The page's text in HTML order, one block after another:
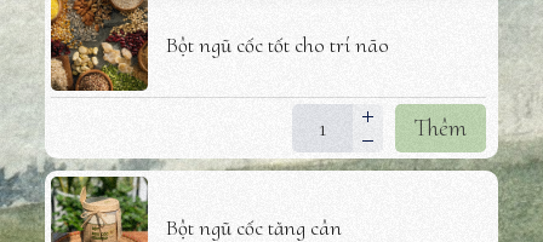
Bột ngũ cốc tốt cho trí não
Thêm
Bột ngũ cốc tăng cân